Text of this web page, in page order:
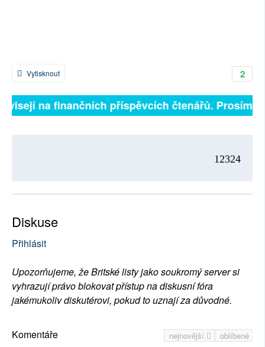
2
Vytisknout
na finančních příspěvcích čtenářů. Prosíme,
12324
Diskuse
Přihlásit
Upozorňujeme, že Britské listy jako soukromý server si
vyhrazují právo blokovat přístup na diskusní fóra
jakémukoliv diskutérovi, pokud to uznají za důvodné.
nejnovější oblíbené
Komentáře